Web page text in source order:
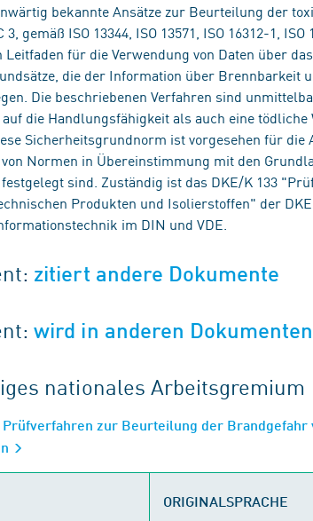
bekannte Ansätze zur Beurteilung der
3, gemäß ISO 13344, ISO 13571, ISO 16312-1,
Leitfaden für die Verwendung von Daten über
die der Information über Brennbarkeit
Die beschriebenen Verfahren sind
die Handlungsfähigkeit als auch eine
Sicherheitsgrundnorm ist vorgesehen für
Normen in Übereinstimmung mit den
festgelegt sind. Zuständig ist das DKE/K 133
Produkten und Isolierstoffen" der
im DIN und VDE.
zitiert andere Dokumente
wird in anderen
nationales Arbeitsgremium
Prüfverfahren zur Beurteilung der
ORIGINALSPRACHE